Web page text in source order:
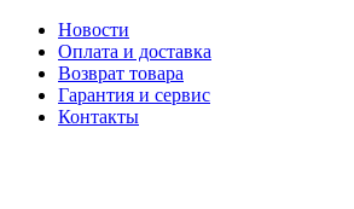
Новости
Оплата и доставка
Возврат товара
Гарантия и сервис
Контакты